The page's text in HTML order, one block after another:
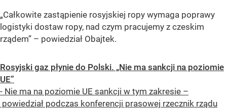
„Całkowite zastąpienie rosyjskiej ropy wymaga poprawy
logistyki dostaw ropy, nad czym pracujemy z czeskim
rządem” – powiedział Obajtek.
Rosyjski gaz płynie do Polski. „Nie ma sankcji na poziomie
UE”
- Nie ma na poziomie UE sankcji w tym zakresie –
powiedział podczas konferencji prasowej rzecznik rządu